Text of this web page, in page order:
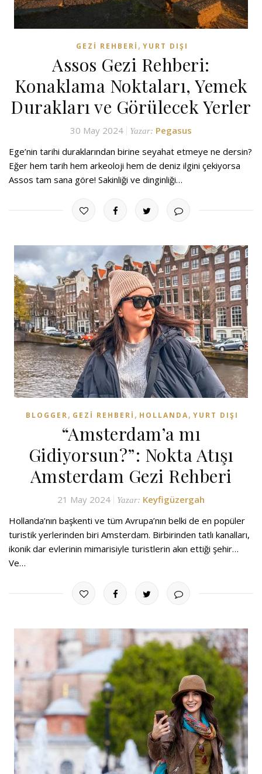
GEZI REHBERI , YURT DIŞI
Assos Gezi Rehberi:
Konaklama Noktaları, Yemek
Durakları ve Görülecek Yerler
30 May 2024 Yazar: Pegasus
Ege’nin tarihi duraklarından birine seyahat etmeye ne dersin?
Eğer hem tarih hem arkeoloji hem de deniz ilgini çekiyorsa
Assos tam sana göre! Sakinliği ve dinginliği…
BLOGGER, GEZI REHBERI , HOLLANDA, YURT DIŞI
“Amsterdam’a mı
Gidiyorsun?”: Nokta Atışı
Amsterdam Gezi Rehberi
21 May 2024 Yazar: Keyfigüzergah
Hollanda’nın başkenti ve tüm Avrupa’nın belki de en popüler
turistik yerlerinden biri Amsterdam. Birbirinden tatlı kanalları,
ikonik dar evlerinin mimarisiyle turistlerin akın ettiği şehir…
Ve…